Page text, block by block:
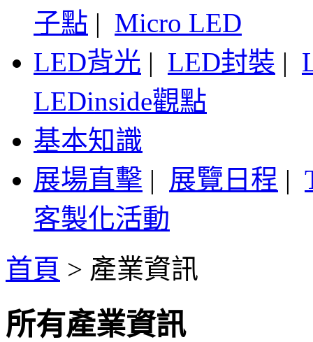
子點 | Micro LED
LED背光 | LED封裝 |
LEDinside觀點
基本知識
展場直擊 | 展覽日程 |
客製化活動
首頁 > 產業資訊
所有產業資訊